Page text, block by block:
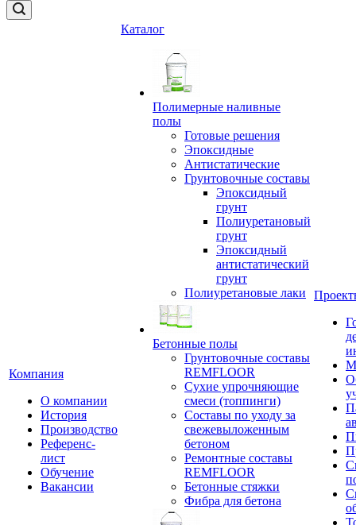
Компания
О компании
История
Производство
Референс-
лист
Обучение
Вакансии
Каталог
Полимерные наливные
полы
Готовые решения
Эпоксидные
Антистатические
Грунтовочные составы
Эпоксидный
грунт
Полиуретановый
грунт
Эпоксидный
антистатический
грунт
Полиуретановые лаки
Бетонные полы
Грунтовочные составы
REMFLOOR
Сухие упрочняющие
смеси (топпинги)
Составы по уходу за
свежевыложенным
бетоном
Ремонтные составы
REMFLOOR
Бетонные стяжки
Фибра для бетона